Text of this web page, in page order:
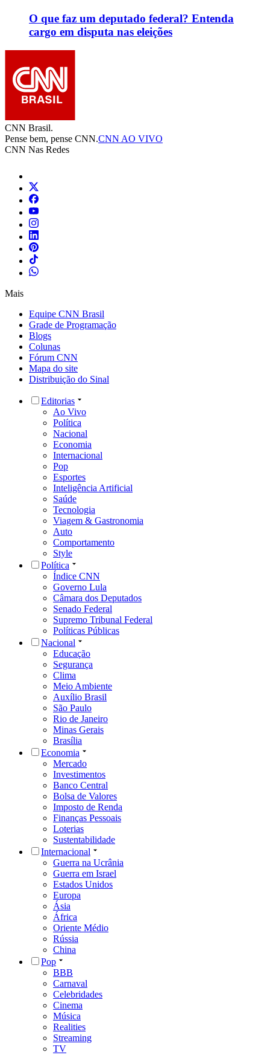
O que faz um deputado federal? Entenda
cargo em disputa nas eleições
CNN Brasil.
Pense bem, pense CNN.CNN AO VIVO
CNN Nas Redes
Mais
Equipe CNN Brasil
Grade de Programação
Blogs
Colunas
Fórum CNN
Mapa do site
Distribuição do Sinal
Editorias
Ao Vivo
Política
Nacional
Economia
Internacional
Pop
Esportes
Inteligência Artificial
Saúde
Tecnologia
Viagem & Gastronomia
Auto
Comportamento
Style
Política
Índice CNN
Governo Lula
Câmara dos Deputados
Senado Federal
Supremo Tribunal Federal
Políticas Públicas
Nacional
Educação
Segurança
Clima
Meio Ambiente
Auxílio Brasil
São Paulo
Rio de Janeiro
Minas Gerais
Brasília
Economia
Mercado
Investimentos
Banco Central
Bolsa de Valores
Imposto de Renda
Finanças Pessoais
Loterias
Sustentabilidade
Internacional
Guerra na Ucrânia
Guerra em Israel
Estados Unidos
Europa
Ásia
África
Oriente Médio
Rússia
China
Pop
BBB
Carnaval
Celebridades
Cinema
Música
Realities
Streaming
TV